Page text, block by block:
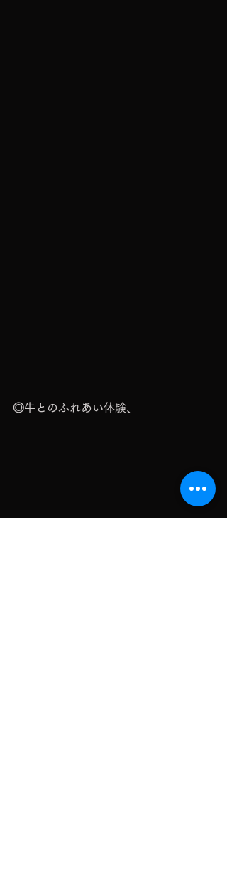
◎牛とのふれあい体験、